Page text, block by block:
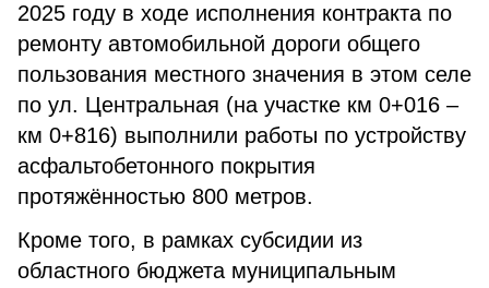
2025 году в ходе исполнения контракта по
ремонту автомобильной дороги общего
пользования местного значения в этом селе
по ул. Центральная (на участке км 0+016 –
км 0+816) выполнили работы по устройству
асфальтобетонного покрытия
протяжённостью 800 метров.
Кроме того, в рамках субсидии из
областного бюджета муниципальным